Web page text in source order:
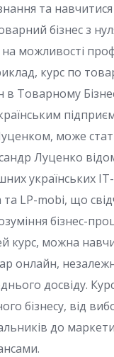
та
бізнес з
можливості
курс по
в Товарному
може
Луценко
українських IT-
та LP-mobi, що
бізнес-
курс, можна
онлайн,
досвіду.
бізнесу, від
до